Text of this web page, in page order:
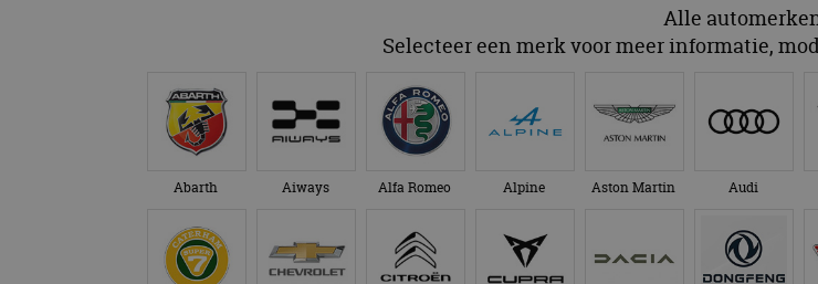
Alle
Selecteer een merk voor meer informatie,
Abarth Aiways Alfa Romeo Alpine Aston Martin Audi